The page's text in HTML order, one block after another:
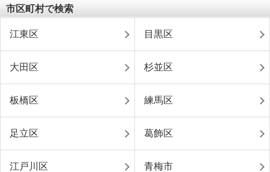
市区町村で検索
江東区 目黒区
大田区 杉並区
板橋区 練馬区
足立区 葛飾区
江戸川区 青梅市